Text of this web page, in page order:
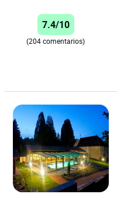
7.4/10
(204 comentarios)